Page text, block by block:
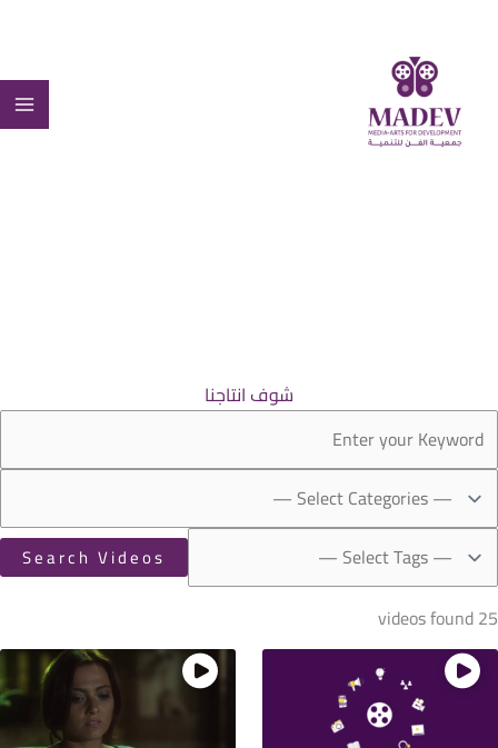
شوف انتاجنا
25